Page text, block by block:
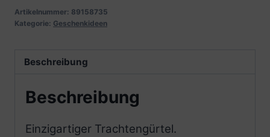
Artikelnummer: 89158735
Kategorie: Geschenkideen
Beschreibung
Beschreibung
Einzigartiger Trachtengürtel.